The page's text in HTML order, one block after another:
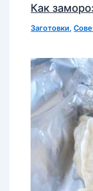
Как
Заготовки,